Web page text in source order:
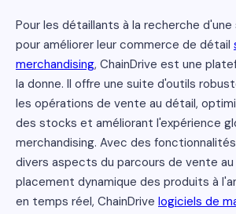
Pour les détaillants à la recherche d'une
pour améliorer leur commerce de détail
merchandising, ChainDrive est une
la donne. Il offre une suite d'outils
les opérations de vente au détail,
des stocks et améliorant l'expérience
merchandising. Avec des
divers aspects du parcours de vente au
placement dynamique des produits à
en temps réel, ChainDrive logiciels de